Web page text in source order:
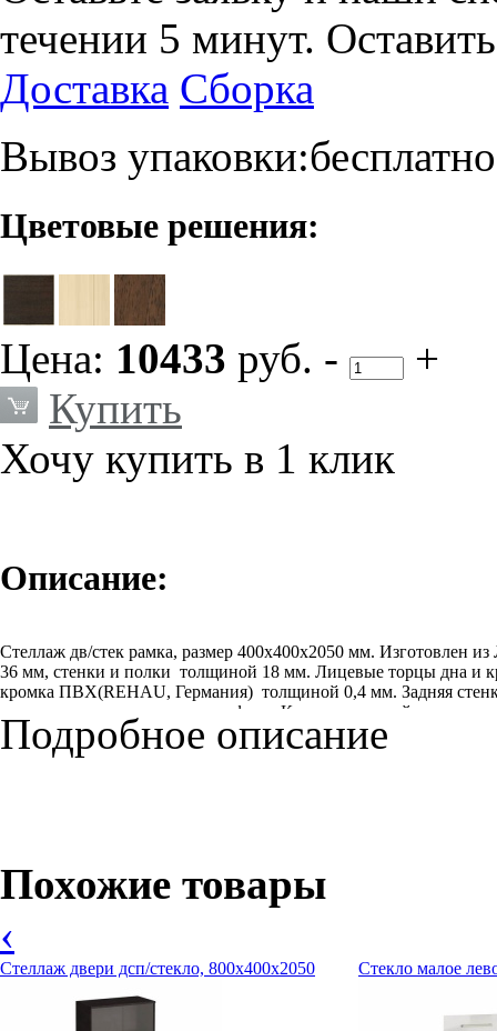
течении 5 минут.
Доставка Сборка
Вывоз упаковки:бесплатно
Цветовые решения:
Цена: 10433 руб. -
+
Купить
Хочу купить в 1 клик
Описание:
Стеллаж дв/стек рамка, размер 400х400х2050 мм.
36 мм, стенки и полки толщиной 18 мм. Лицевые торцы дна
кромка ПВХ(REHAU, Германия) толщиной 0,4 мм. Задняя
стенки и соединительного профиля. Крепеж скрытый –
изделии с возможностью регулировки по высоте. Стеллаж
Подробное описание
Похожие товары
‹
Стеллаж двери дсп/стекло, 800х400х2050 Стекло малое